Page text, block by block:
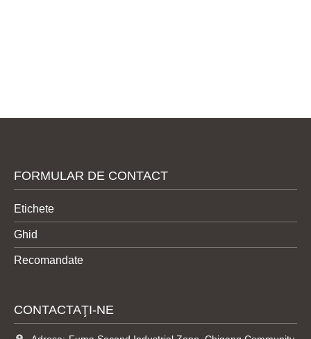
FORMULAR DE CONTACT
Etichete
Ghid
Recomandate
CONTACTAŢI-NE